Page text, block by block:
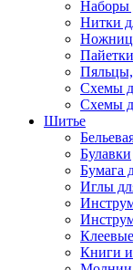
Наборы
Нитки
Пайетки
Пяльцы,
Схемы
Схемы
Шитье
Булавки
Бумага
Иглы
Книги